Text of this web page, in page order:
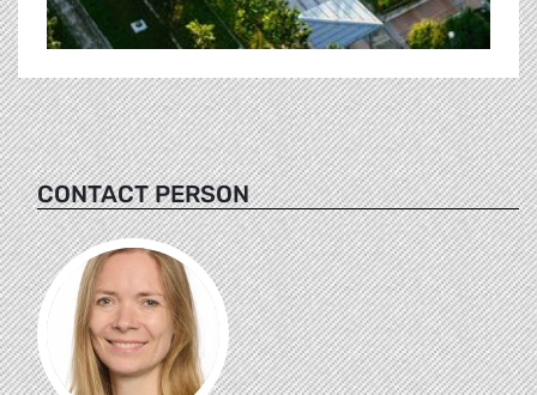
CONTACT PERSON